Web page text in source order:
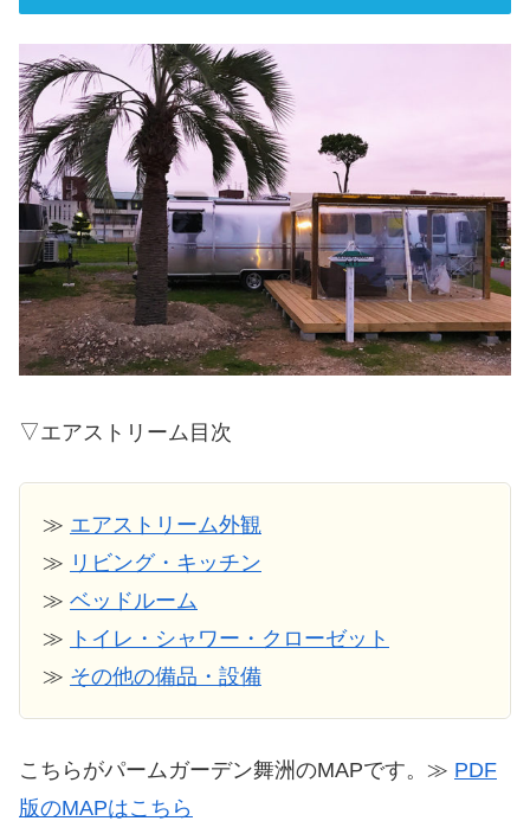
▽エアストリーム目次
≫ エアストリーム外観
≫ リビング・キッチン
≫ ベッドルーム
≫ トイレ・シャワー・クローゼット
≫ その他の備品・設備
こちらがパームガーデン舞洲のMAPです。≫ PDF
版のMAPはこちら